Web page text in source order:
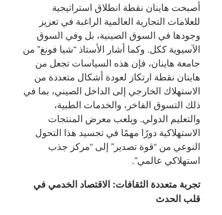
أصبحت هاينان نقطة انطلاق استراتيجية
للعلامات التجارية العالمية الراغبة في تعزيز
وجودها في السوق الصينية، بل وفي السوق
الآسيوية ككل. وكما أشار الأستاذ “شيا فونغ” من
جامعة هاينان، فإن هذه السياسات تجعل من
هاينان نقطة ارتكاز لعودة أشكال متعددة من
الاستهلاك الخارجي إلى الداخل الصيني، بما في
ذلك التسوق الفاخر، والخدمات الطبية،
والتعليم الدولي. ويلعب معرض المنتجات
الاستهلاكية دورًا مهمًا في تجسيد هذا التحول
النوعي من “قوة تصدير” إلى “مركز جذب
استهلاكي عالمي”.
تجربة متعددة الثقافات: الاقتصاد الخدمي في
قلب الحدث